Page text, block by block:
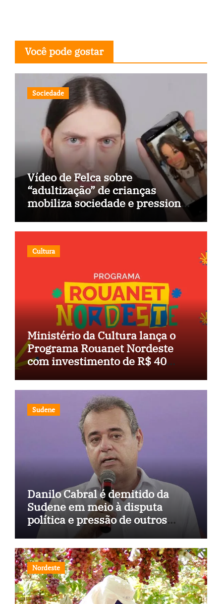
Você pode gostar
Sociedade
Vídeo de Felca sobre
“adultização” de crianças
mobiliza sociedade e pressiona
Cultura
Ministério da Cultura lança o
Programa Rouanet Nordeste
com investimento de R$ 40
Sudene
Danilo Cabral é demitido da
Sudene em meio à disputa
política e pressão de outros
estados
Nordeste